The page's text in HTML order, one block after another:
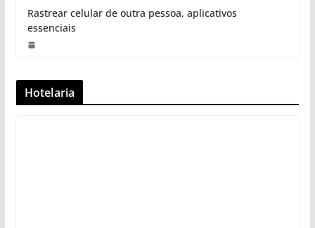
Rastrear celular de outra pessoa, aplicativos
essenciais
Hotelaria